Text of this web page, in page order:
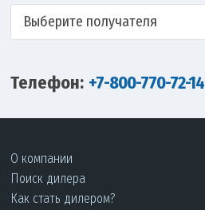
Выберите получателя
Телефон: +7-800-770-72-14
О компании
Поиск дилера
Как стать дилером?